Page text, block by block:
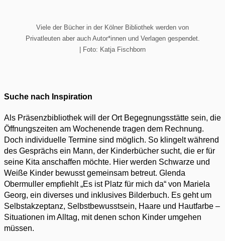
Viele der Bücher in der Kölner Bibliothek werden von
Privatleuten aber auch Autor*innen und Verlagen gespendet.
| Foto: Katja Fischborn
Suche nach Inspiration
Als Präsenzbibliothek will der Ort Begegnungsstätte sein, die
Öffnungszeiten am Wochenende tragen dem Rechnung.
Doch individuelle Termine sind möglich. So klingelt während
des Gesprächs ein Mann, der Kinderbücher sucht, die er für
seine Kita anschaffen möchte. Hier werden Schwarze und
Weiße Kinder bewusst gemeinsam betreut. Glenda
Obermuller empfiehlt „Es ist Platz für mich da“ von Mariela
Georg, ein diverses und inklusives Bilderbuch. Es geht um
Selbstakzeptanz, Selbstbewusstsein, Haare und Hautfarbe –
Situationen im Alltag, mit denen schon Kinder umgehen
müssen.